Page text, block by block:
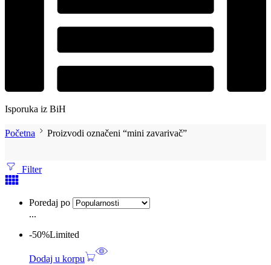
Isporuka iz BiH
Početna Proizvodi označeni “mini zavarivač”
Filter
Poredaj po
...
-50%Limited
Dodaj u korpu